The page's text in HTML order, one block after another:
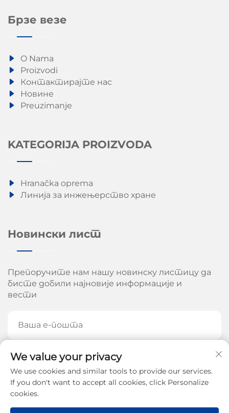
Брзе везе
O Nama
Proizvodi
Контактирајте нас
Новине
Preuzimanje
KATEGORIJA PROIZVODA
Hranačka oprema
Линија за инжењерство хране
Новински лист
Препоручите нам нашу новинску листицу да
бисте добили најновије информације и
вести
ПРЕПОРУЧИТЕ СЕ САДА
We value your privacy
We use cookies and similar tools to provide our services.
If you don't want to accept all cookies, click Personalize
cookies.